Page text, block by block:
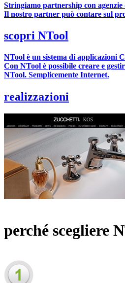
Stringiamo partnership con agenzie
Il nostro partner può contare sul
scopri NTool
NTool è un sistema di applicazioni
Con NTool è possibile creare e
NTool. Semplicemente Internet.
realizzazioni
perché scegliere